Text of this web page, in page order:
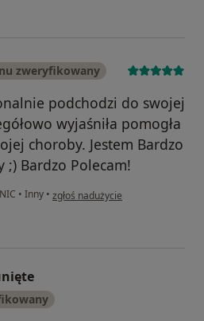
zweryfikowany
podchodzi do swojej
wyjaśniła pomogła
choroby. Jestem Bardzo
;) Bardzo Polecam!
• Inny • w opinii użytkownika D.Sz
zgłoś nadużycie